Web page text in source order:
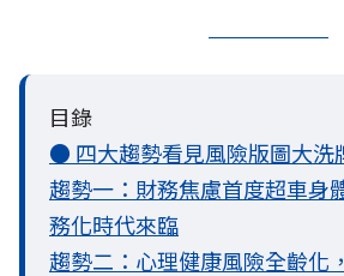
目錄
● 四大趨勢看見風險版圖大洗
趨勢一：財務焦慮首度超車身
務化時代來臨
趨勢二：心理健康風險全齡化